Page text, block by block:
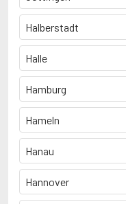
Halberstadt
Halle
Hamburg
Hameln
Hanau
Hannover